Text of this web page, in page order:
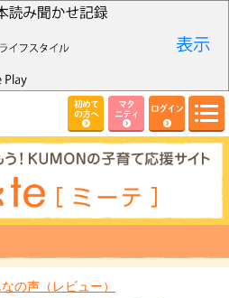
初めて
の方へ
マタ
ニティ
ログイン
の声（レビュー）